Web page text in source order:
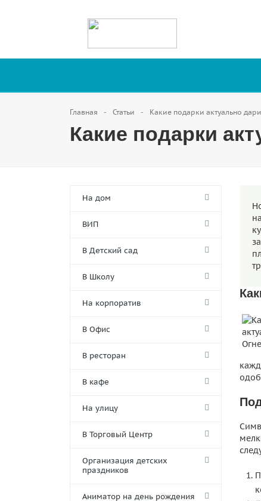
Главная Статьи Какие подарки актуально
Какие подарки
На дом
ВИП
В Детский сад
В Школу
На корпоратив
В Офис
В ресторан
В кафе
На улицу
В Торговый Центр
Организация детских
праздников
Аниматор на день рождения